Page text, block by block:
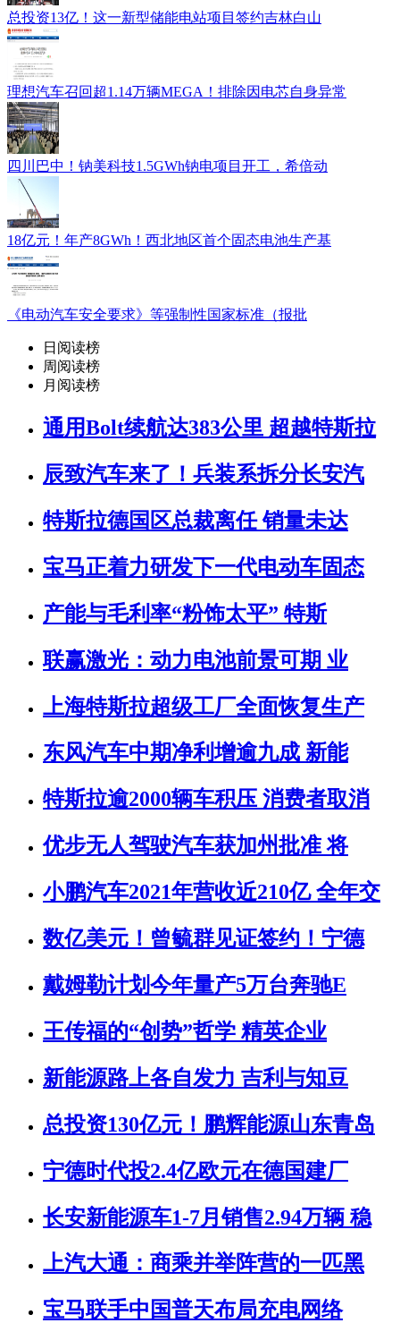
总投资13亿！这一新型储能电站项目签约吉林白山
理想汽车召回超1.14万辆MEGA！排除因电芯自身异常
四川巴中！钠美科技1.5GWh钠电项目开工，希倍动
18亿元！年产8GWh！西北地区首个固态电池生产基
《电动汽车安全要求》等强制性国家标准（报批
日阅读榜
周阅读榜
月阅读榜
通用Bolt续航达383公里 超越特斯拉
辰致汽车来了！兵装系拆分长安汽
特斯拉德国区总裁离任 销量未达
宝马正着力研发下一代电动车固态
产能与毛利率“粉饰太平” 特斯
联赢激光：动力电池前景可期 业
上海特斯拉超级工厂全面恢复生产
东风汽车中期净利增逾九成 新能
特斯拉逾2000辆车积压 消费者取消
优步无人驾驶汽车获加州批准 将
小鹏汽车2021年营收近210亿 全年交
数亿美元！曾毓群见证签约！宁德
戴姆勒计划今年量产5万台奔驰E
王传福的“创势”哲学 精英企业
新能源路上各自发力 吉利与知豆
总投资130亿元！鹏辉能源山东青岛
宁德时代投2.4亿欧元在德国建厂
长安新能源车1-7月销售2.94万辆 稳
上汽大通：商乘并举阵营的一匹黑
宝马联手中国普天布局充电网络